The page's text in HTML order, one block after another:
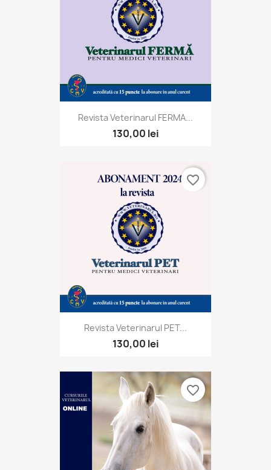
Revista Veterinarul FERMA...
130,00 lei
Revista Veterinarul PET...
130,00 lei
favorite_border
favorite_border